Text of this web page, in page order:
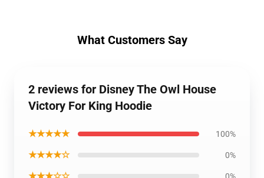
What Customers Say
2 reviews for Disney The Owl House
Victory For King Hoodie
★★★★★ 100%
★★★★☆ 0%